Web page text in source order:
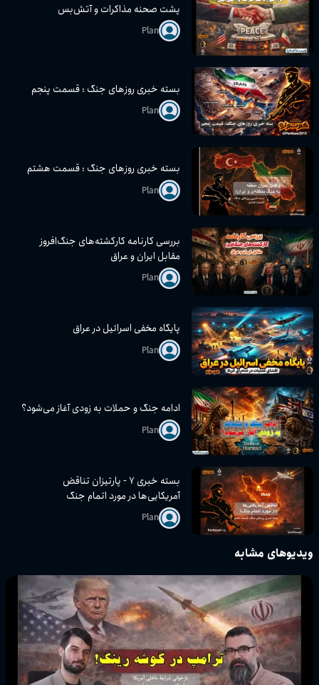
پشت صحنه مذاکرات و آتش‌بس
Plan
بسته خبری روز‌های جنگ : قسمت پنجم
Plan
بسته خبری روز‌های جنگ : قسمت هشتم
Plan
بررسی کارنامه کارکشته‌های جنگ‌افروز
مقابل ایران و عراق
Plan
پایگاه مخفی اسرائیل در عراق
Plan
ادامه جنگ و حملات به زودی آغاز می‌شود؟
Plan
بسته خبری ۷ - پارتیزان تناقض
آمریکایی‌ها در مورد اتمام جنگ
Plan
ویدیوهای مشابه